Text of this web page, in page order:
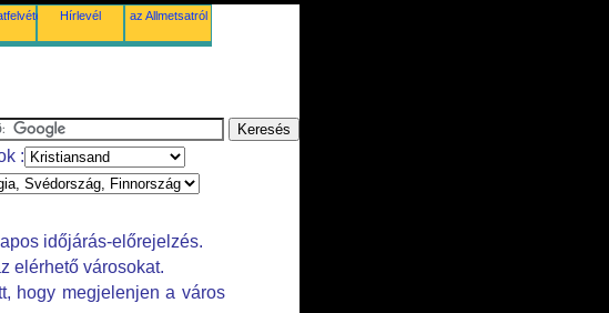
Hírlevél az Allmetsatról
:
időjárás-előrejelzés.
elérhető városokat.
hogy megjelenjen a város